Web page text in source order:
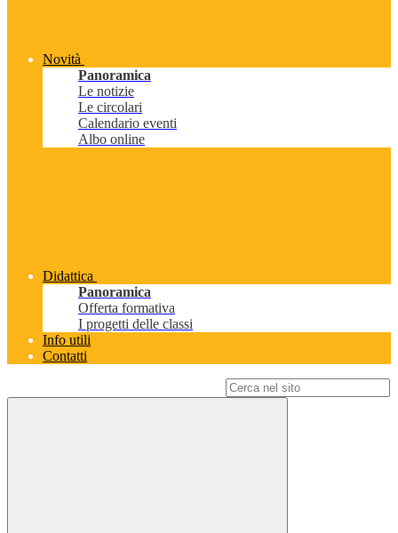
Novità
Panoramica
Le notizie
Le circolari
Calendario eventi
Albo online
Didattica
Panoramica
Offerta formativa
I progetti delle classi
Info utili
Contatti